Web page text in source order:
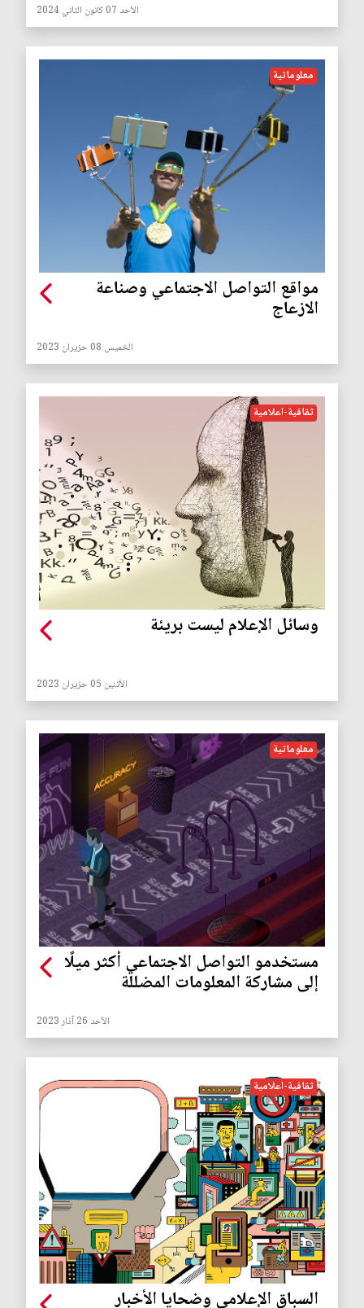
الأحد 07 كانون الثاني 2024
معلوماتية
مواقع التواصل الاجتماعي وصناعة
الازعاج
الخميس 08 حزيران 2023
ثقافية-اعلامية
وسائل الإعلام ليست بريئة
الأثنين 05 حزيران 2023
معلوماتية
مستخدمو التواصل الاجتماعي أكثر ميلًا
إلى مشاركة المعلومات المضللة
الأحد 26 آذار 2023
ثقافية-اعلامية
السباق الإعلامي وضحايا الأخبار